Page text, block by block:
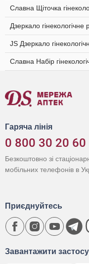
Славна Щіточка
Дзеркало гінекологічне
JS Дзеркало
Славна Набір
Гаряча лінія
0 800 30 20 60
Безкоштовно зі
мобільних телефонів в
Завантажити
Приєднуйтесь